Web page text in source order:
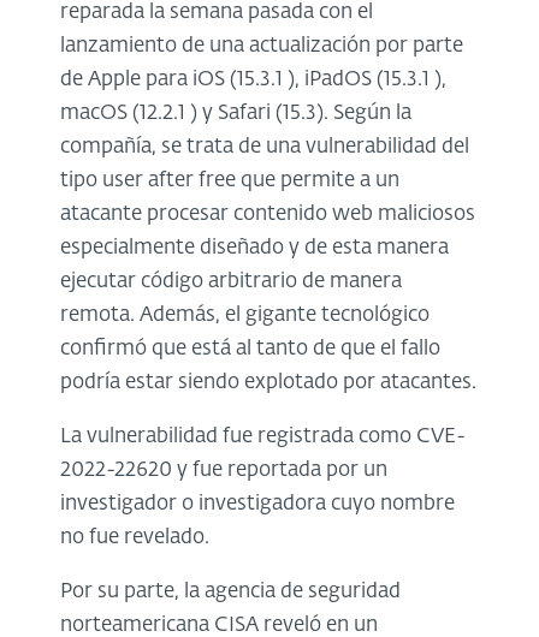
reparada la semana pasada con el
lanzamiento de una actualización por parte
de Apple para iOS (15.3.1 ), iPadOS (15.3.1 ),
macOS (12.2.1 ) y Safari (15.3). Según la
compañía, se trata de una vulnerabilidad del
tipo user after free que permite a un
atacante procesar contenido web maliciosos
especialmente diseñado y de esta manera
ejecutar código arbitrario de manera
remota. Además, el gigante tecnológico
confirmó que está al tanto de que el fallo
podría estar siendo explotado por atacantes.
La vulnerabilidad fue registrada como CVE-
2022-22620 y fue reportada por un
investigador o investigadora cuyo nombre
no fue revelado.
Por su parte, la agencia de seguridad
norteamericana CISA reveló en un